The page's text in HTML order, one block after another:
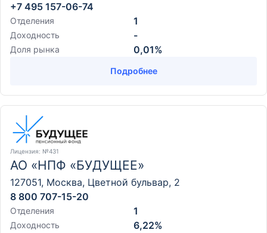
+7 495 157-06-74
Отделения 1
Доходность -
Доля рынка 0,01%
Подробнее
Лицензия: №431
АО «НПФ «БУДУЩЕЕ»
127051, Москва, Цветной бульвар, 2
8 800 707-15-20
Отделения 1
Доходность 6,22%